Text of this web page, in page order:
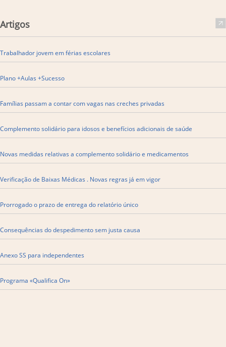
Artigos
Trabalhador jovem em férias escolares
Plano +Aulas +Sucesso
Famílias passam a contar com vagas nas creches privadas
Complemento solidário para idosos e benefícios adicionais de saúde
Novas medidas relativas a complemento solidário e medicamentos
Verificação de Baixas Médicas . Novas regras já em vigor
Prorrogado o prazo de entrega do relatório único
​Consequências do despedimento sem justa causa
Anexo SS para independentes
Programa «Qualifica On»